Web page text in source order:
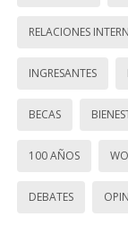
RELACIONES
INGRESANTES
BECAS
100 AÑOS
DEBATES